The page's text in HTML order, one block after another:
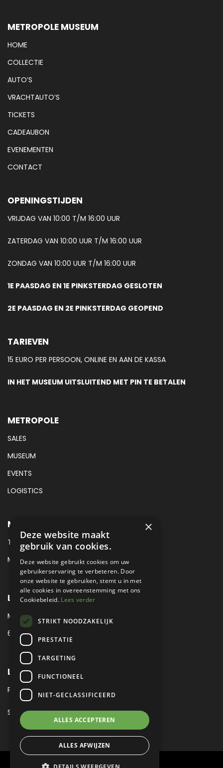
METROPOLE MUSEUM
HOME
COLLECTIE
AUTO’S
VRACHTAUTO’S
TICKETS
CADEAUBON
EVENEMENTEN
CONTACT
OPENINGSTIJDEN
VRIJDAG VAN 10:00 T/M 16:00 UUR
ZATERDAG VAN 10:00 UUR T/M 16:00 UUR
ZONDAG VAN 10:00 UUR T/M 16:00 UUR
1E PAASDAG EN 1E PINKSTERDAG GESLOTEN
2E PAASDAG EN 2E PINKSTERDAG GEOPEND
TARIEVEN
15 EURO PER PERSOON, ONLINE EN AAN DE KASSA
IN HET MUSEUM UITSLUITEND MET PIN TE BETALEN
METROPOLE
SALES
MUSEUM
EVENTS
LOGISTICS
METROPOLE MUSEUM CONTACT
TEL:088 425 94 00
MAIL:MUSEUM@METROPOLE.NL
LOCATIE
MEUBELLAAN 1 / VIA ENZO FERRARI
6651 KV DRUTEN / THE NETHERLANDS
LEGAL
PRIVACY VERKLARING
SITEMAP
×
Deze website maakt
gebruik van cookies.
Deze website gebruikt cookies om uw
gebruikerservaring te verbeteren. Door
onze website te gebruiken, stemt u in met
alle cookies in overeenstemming met ons
Cookiebeleid. Lees verder
STRIKT NOODZAKELIJK
PRESTATIE
TARGETING
FUNCTIONEEL
NIET-GECLASSIFICEERD
ALLES ACCEPTEREN
ALLES AFWIJZEN